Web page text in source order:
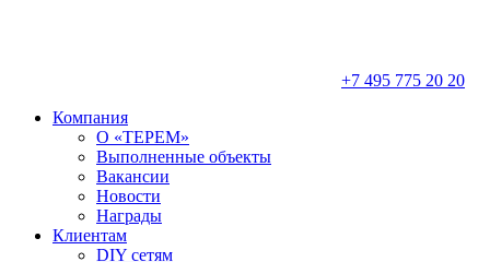
+7 495 775 20 20
Компания
О «ТЕРЕМ»
Выполненные объекты
Вакансии
Новости
Награды
Клиентам
DIY сетям